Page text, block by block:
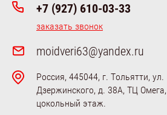
+7 (927) 610-03-33
заказать звонок
moidveri63@yandex.ru
Россия, 445044, г. Тольятти, ул.
Дзержинского, д. 38А, ТЦ Омега,
цокольный этаж.